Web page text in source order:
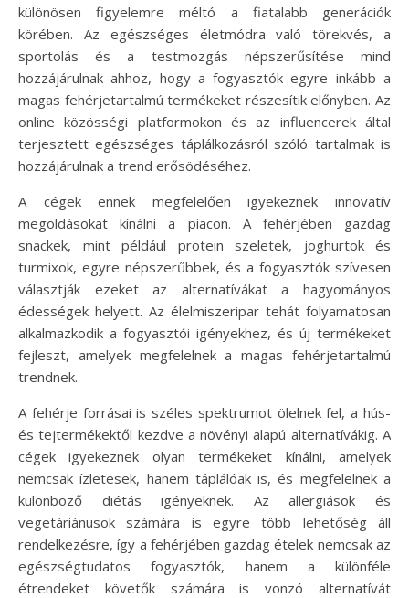
különösen figyelemre méltó a fiatalabb generációk
körében. Az egészséges életmódra való törekvés, a
sportolás és a testmozgás népszerűsítése mind
hozzájárulnak ahhoz, hogy a fogyasztók egyre inkább a
magas fehérjetartalmú termékeket részesítik előnyben. Az
online közösségi platformokon és az influencerek által
terjesztett egészséges táplálkozásról szóló tartalmak is
hozzájárulnak a trend erősödéséhez.
A cégek ennek megfelelően igyekeznek innovatív
megoldásokat kínálni a piacon. A fehérjében gazdag
snackek, mint például protein szeletek, joghurtok és
turmixok, egyre népszerűbbek, és a fogyasztók szívesen
választják ezeket az alternatívákat a hagyományos
édességek helyett. Az élelmiszeripar tehát folyamatosan
alkalmazkodik a fogyasztói igényekhez, és új termékeket
fejleszt, amelyek megfelelnek a magas fehérjetartalmú
trendnek.
A fehérje forrásai is széles spektrumot ölelnek fel, a hús-
és tejtermékektől kezdve a növényi alapú alternatívákig. A
cégek igyekeznek olyan termékeket kínálni, amelyek
nemcsak ízletesek, hanem táplálóak is, és megfelelnek a
különböző diétás igényeknek. Az allergiások és
vegetáriánusok számára is egyre több lehetőség áll
rendelkezésre, így a fehérjében gazdag ételek nemcsak az
egészségtudatos fogyasztók, hanem a különféle
étrendeket követők számára is vonzó alternatívát